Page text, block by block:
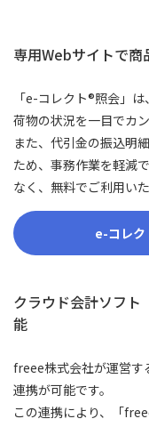
専用Webサイトで商
「e-コレクト®照会」
荷物の状況を一目でカ
また、代引金の振込明
ため、事務作業を軽減
なく、無料でご利用いた
e-コレク
クラウド会計ソフ
能
freee株式会社が運営す
連携が可能です。
この連携により、「